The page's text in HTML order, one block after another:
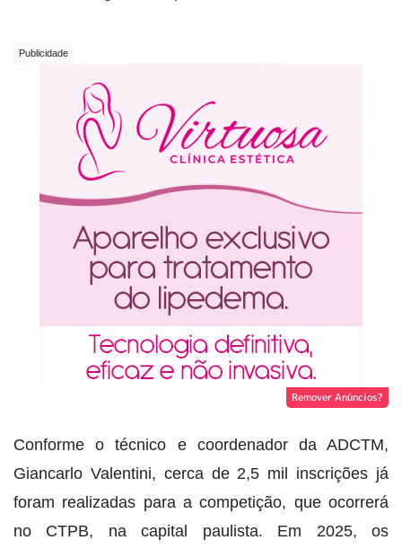
Remover Anúncios?
Conforme o técnico e coordenador da ADCTM,
Giancarlo Valentini, cerca de 2,5 mil inscrições já
foram realizadas para a competição, que ocorrerá
no CTPB, na capital paulista. Em 2025, os